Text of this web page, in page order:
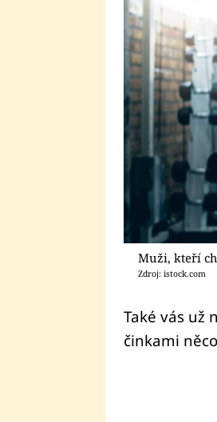
Muži, kteří
Zdroj: istock.com
Také vás už
činkami